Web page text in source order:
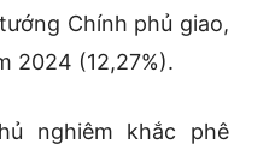
Chính phủ giao,
2024 (12,27%).
nghiêm khắc phê